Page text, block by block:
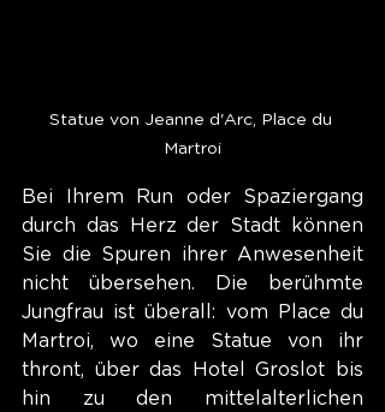
Statue von Jeanne d'Arc, Place du
Martroi
Bei Ihrem Run oder Spaziergang
durch das Herz der Stadt können
Sie die Spuren ihrer Anwesenheit
nicht übersehen. Die berühmte
Jungfrau ist überall: vom Place du
Martroi, wo eine Statue von ihr
thront, über das Hotel Groslot bis
hin zu den mittelalterlichen